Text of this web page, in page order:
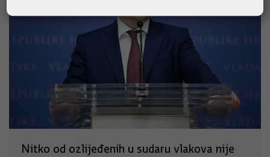
Nitko od ozlijeđenih u sudaru vlakova nije